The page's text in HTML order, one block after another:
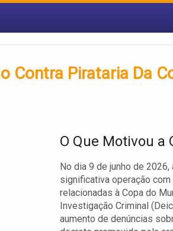
Contra Pirataria Da
O Que Motivou a
No dia 9 de junho de
significativa operação
relacionadas à Copa do
Investigação Criminal
aumento de denúncias